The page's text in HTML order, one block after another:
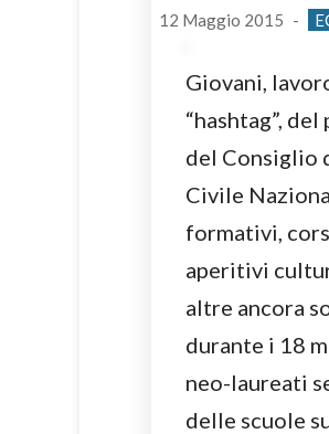
12 Maggio 2015 -
Giovani,
“hashtag”,
del Consiglio
Civile
formativi,
aperitivi
altre ancora
durante i 18
neo-laureati
delle scuole